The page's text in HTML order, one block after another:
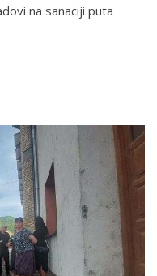
na sanaciji puta